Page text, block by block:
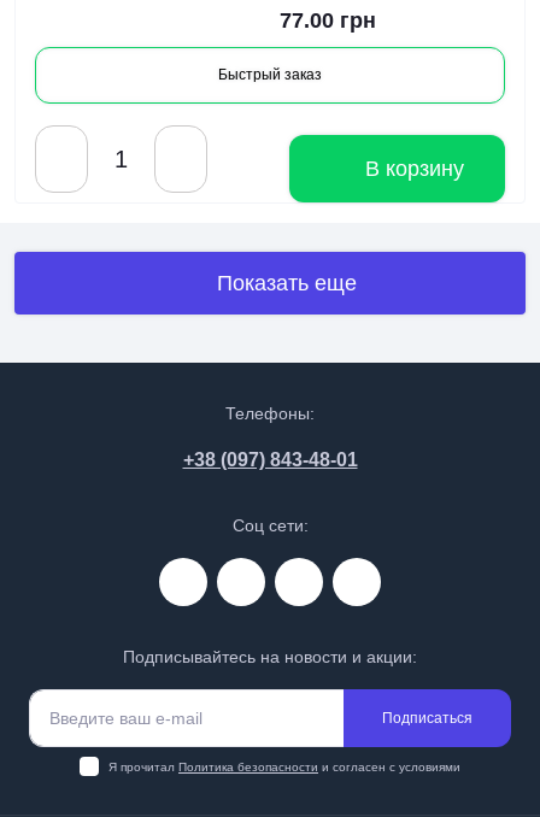
77.00 грн
Быстрый заказ
В корзину
Показать еще
Телефоны:
+38 (097) 843-48-01
Соц сети:
Подписывайтесь на новости и акции:
Подписаться
Я прочитал Политика безопасности и согласен с условиями